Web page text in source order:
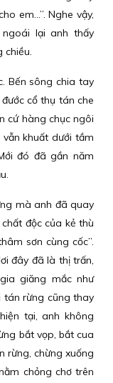
em…”. Nghe vậy,
lại anh thấy
chiều.
Bến sông chia tay
cổ thụ tán che
cứ hàng chục ngôi
khuất dưới tầm
đó đã gần năm
mà anh đã quay
độc của kẻ thù
sơn cùng cốc”.
đây đã là thị trấn,
giăng mắc như
tán rừng cũng thay
tại, anh không
bắt vọp, bắt cua
rừng, chừng xuống
chỏng chơ trên